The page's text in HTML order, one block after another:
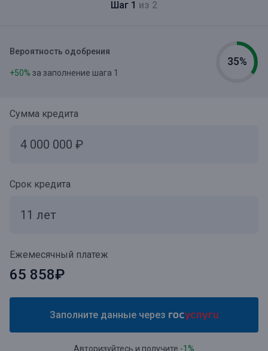
Шаг 1 из 2
Вероятность одобрения
35%
+50% за заполнение шага 1
Сумма кредита
Срок кредита
Ежемесячный платеж
65 858₽
Заполните данные через
Авторизуйтесь и получите -1%